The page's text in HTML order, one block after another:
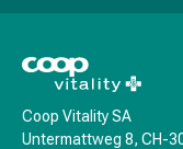
il
naso
Coop Vitality SA
Untermattweg 8, CH-